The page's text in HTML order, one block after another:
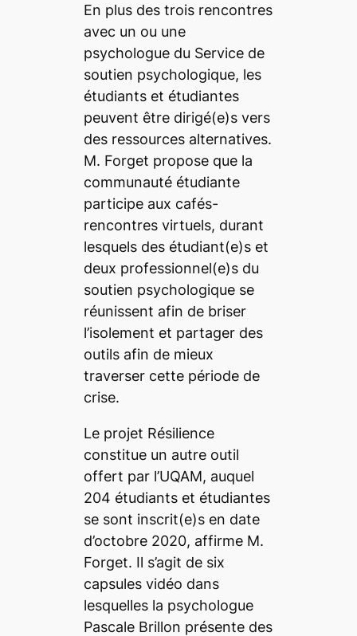
En plus des trois rencontres
avec un ou une
psychologue du Service de
soutien psychologique, les
étudiants et étudiantes
peuvent être dirigé(e)s vers
des ressources alternatives.
M. Forget propose que la
communauté étudiante
participe aux cafés-
rencontres virtuels, durant
lesquels des étudiant(e)s et
deux professionnel(e)s du
soutien psychologique se
réunissent afin de briser
l’isolement et partager des
outils afin de mieux
traverser cette période de
crise.
Le projet Résilience
constitue un autre outil
offert par l’UQAM, auquel
204 étudiants et étudiantes
se sont inscrit(e)s en date
d’octobre 2020, affirme M.
Forget. Il s’agit de six
capsules vidéo dans
lesquelles la psychologue
Pascale Brillon présente des